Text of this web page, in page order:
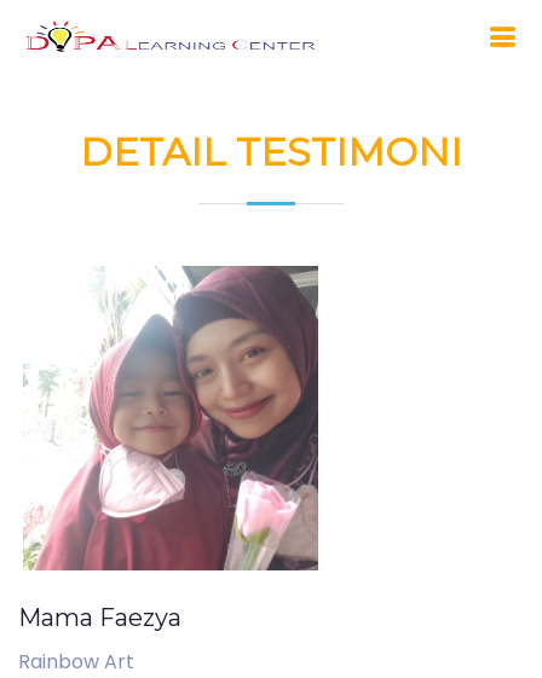
DETAIL TESTIMONI
Mama Faezya
Rainbow Art